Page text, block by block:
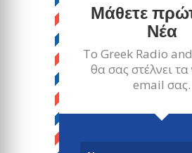
Μάθετε
Νέα
Το Greek Radio
θα σας στέλνει
email σας.